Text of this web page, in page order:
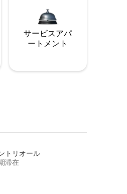
サービスアパ
ートメント
トリオール
滞在